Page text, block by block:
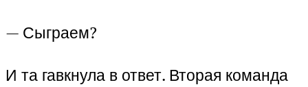
— Сыграем?
И та гавкнула в ответ. Вторая команда